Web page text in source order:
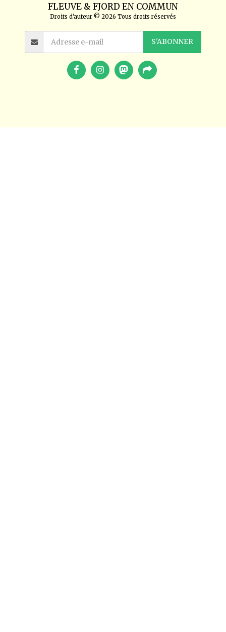
FLEUVE & FJORD EN COMMUN
Droits d'auteur © 2026 Tous droits réservés
S'ABONNER